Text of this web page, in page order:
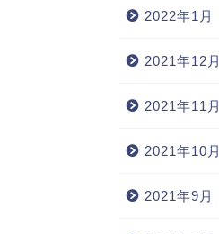
2022年1月
2021年12月
2021年11月
2021年10月
2021年9月